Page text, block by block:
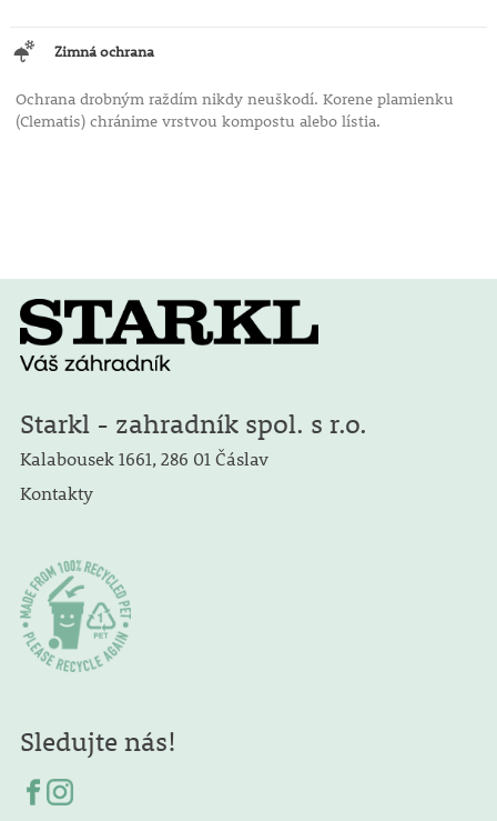
Zimná ochrana
Ochrana drobným raždím nikdy neuškodí. Korene plamienku
(Clematis) chránime vrstvou kompostu alebo lístia.
Starkl - zahradník spol. s r.o.
Kalabousek 1661, 286 01 Čáslav
Kontakty
Sledujte nás!